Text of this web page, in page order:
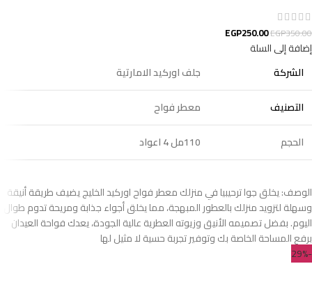
EGP350.00
EGP250.00
إضافة إلى السلة
الشركة
جلف اوركيد الامارتية
التصنيف
معطر فواح
الحجم
110مل 4 اعواد
الوصف: يخلق جوا ترحيبيا في منزلك معطر فواح اوركيد الخليج يضيف طريقة أنيقة
وسهلة لتزويد منزلك بالعطور المبهجة، مما يخلق أجواء جذابة ومريحة تدوم طوال
اليوم. بفضل تصميمه الأنيق وزيوته العطرية عالية الجودة، يعدك فواحة العيدان
برفع المساحة الخاصة بك وتوفير تجربة حسية لا مثيل لها
-29%